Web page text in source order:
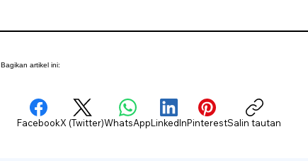
Bagikan artikel ini:
FacebookX (Twitter)WhatsAppLinkedInPinterestSalin tautan